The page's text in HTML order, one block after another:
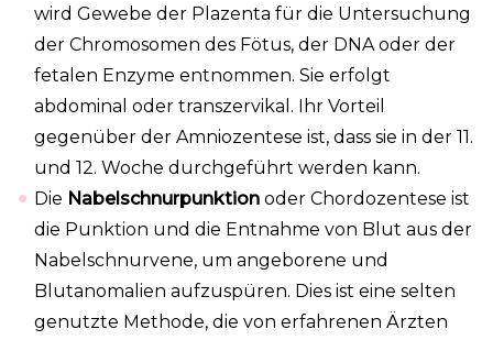
wird Gewebe der Plazenta für die Untersuchung
der Chromosomen des Fötus, der DNA oder der
fetalen Enzyme entnommen. Sie erfolgt
abdominal oder transzervikal. Ihr Vorteil
gegenüber der Amniozentese ist, dass sie in der 11.
und 12. Woche durchgeführt werden kann.
Die Nabelschnurpunktion oder Chordozentese ist
die Punktion und die Entnahme von Blut aus der
Nabelschnurvene, um angeborene und
Blutanomalien aufzuspüren. Dies ist eine selten
genutzte Methode, die von erfahrenen Ärzten